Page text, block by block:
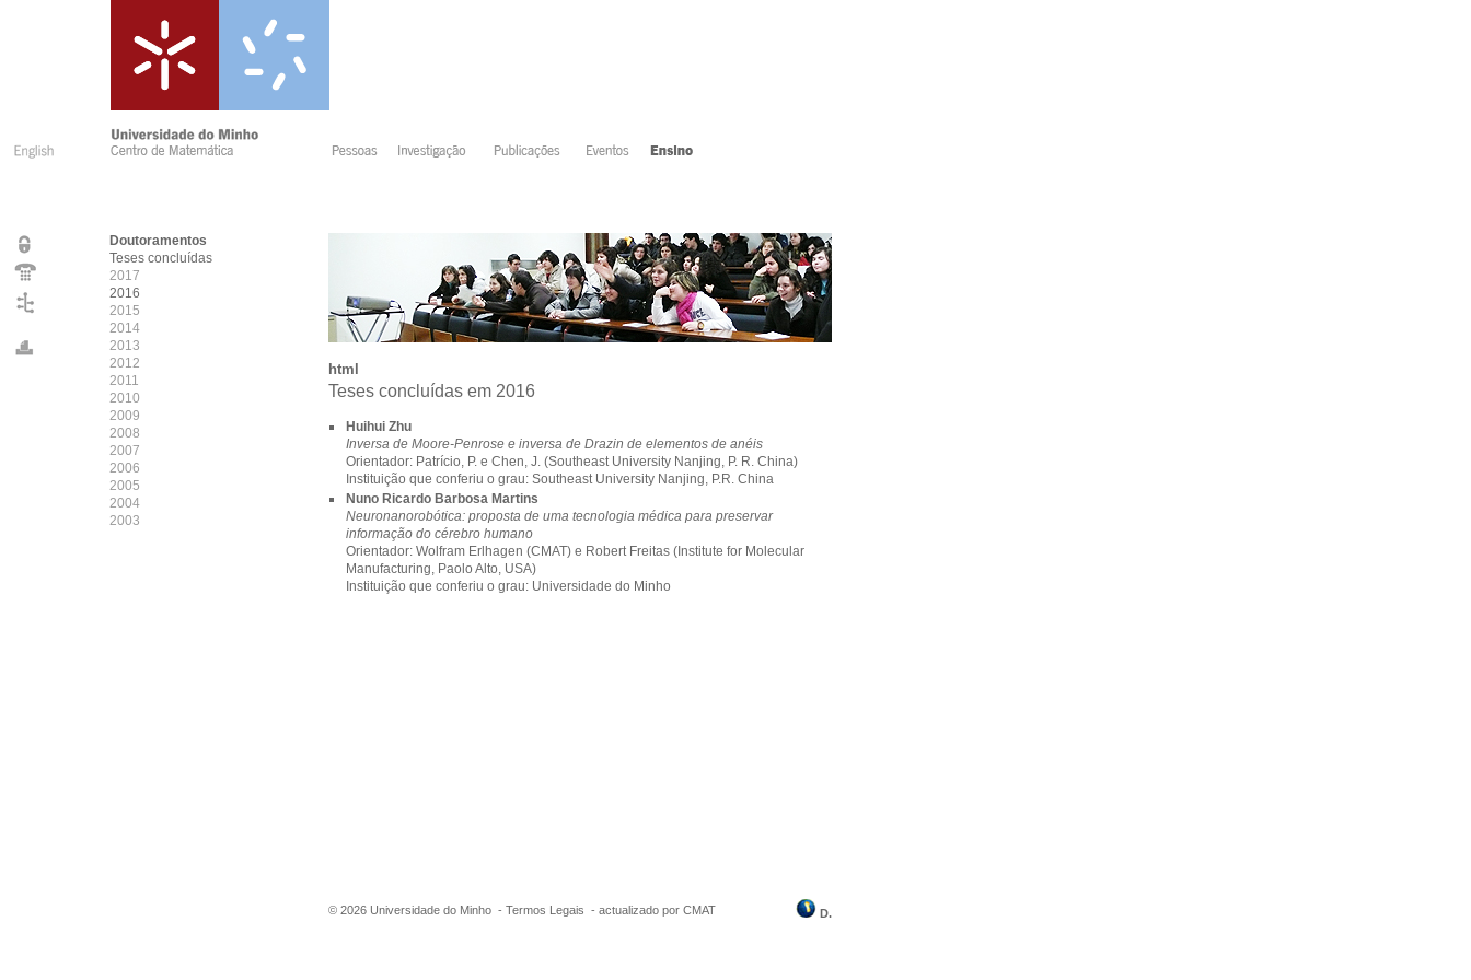
Doutoramentos
Teses concluídas
2017
2016
2015
2014
2013
2012
2011
2010
2009
2008
2007
2006
2005
2004
2003
html
Teses concluídas em 2016
Huihui Zhu
Inversa de Moore-Penrose e inversa de Drazin de elementos de anéis
Orientador: Patrício, P. e Chen, J. (Southeast University Nanjing, P. R. China)
Instituição que conferiu o grau: Southeast University Nanjing, P.R. China
Nuno Ricardo Barbosa Martins
Neuronanorobótica: proposta de uma tecnologia médica para preservar
informação do cérebro humano
Orientador: Wolfram Erlhagen (CMAT) e Robert Freitas (Institute for Molecular
Manufacturing, Paolo Alto, USA)
Instituição que conferiu o grau: Universidade do Minho
© 2026 Universidade do Minho - Termos Legais - actualizado por CMAT D.